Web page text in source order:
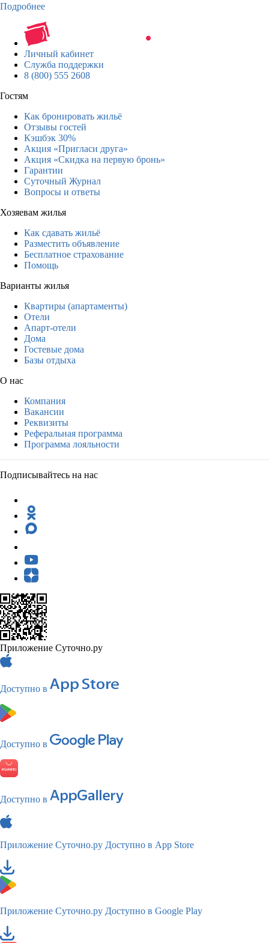
Подробнее
Личный кабинет
Служба поддержки
8 (800) 555 2608
Гостям
Как бронировать жильё
Отзывы гостей
Кэшбэк 30%
Акция «Пригласи друга»
Акция «Скидка на первую бронь»
Гарантии
Суточный Журнал
Вопросы и ответы
Хозяевам жилья
Как сдавать жильё
Разместить объявление
Бесплатное страхование
Помощь
Варианты жилья
Квартиры (апартаменты)
Отели
Апарт-отели
Дома
Гостевые дома
Базы отдыха
О нас
Компания
Вакансии
Реквизиты
Реферальная программа
Программа лояльности
Подписывайтесь на нас
Приложение Суточно.ру
Доступно в
Доступно в
Доступно в
Приложение Суточно.ру Доступно в App Store
Приложение Суточно.ру Доступно в Google Play